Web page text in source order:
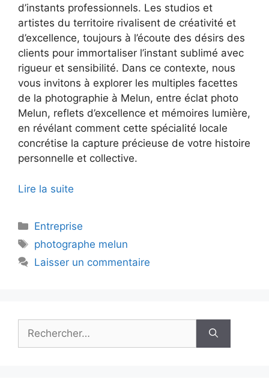
d’instants professionnels. Les studios et
artistes du territoire rivalisent de créativité et
d’excellence, toujours à l’écoute des désirs des
clients pour immortaliser l’instant sublimé avec
rigueur et sensibilité. Dans ce contexte, nous
vous invitons à explorer les multiples facettes
de la photographie à Melun, entre éclat photo
Melun, reflets d’excellence et mémoires lumière,
en révélant comment cette spécialité locale
concrétise la capture précieuse de votre histoire
personnelle et collective.
Lire la suite
Catégories
Entreprise
Étiquettes
photographe melun
Laisser un commentaire